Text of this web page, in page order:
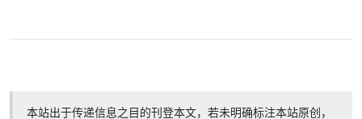
本站出于传递信息之目的刊登本文，若未明确标注本站原创，